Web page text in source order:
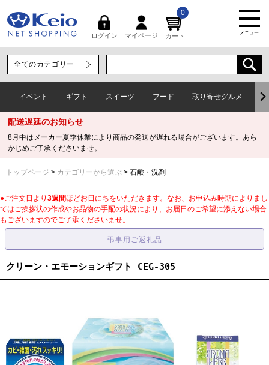
ログイン マイページ カート
0
メニュー
イベント ギフト スイーツ フード 取り寄せグルメ
配送遅延のお知らせ
8月中はメーカー夏季休業により商品の発送が遅れる場合がございます。あら
かじめご了承くださいませ。
トップページ カテゴリーから選ぶ 石鹸・洗剤
●ご注文日より 3週間ほどお日にちをいただきます。なお、お申込み時期によりまし
てはご挨拶状の作成やお品物の手配の状況により、お届日のご希望に添えない場合
もございますのでご了承くださいませ。
クリーン・エモーションギフト CEG-305